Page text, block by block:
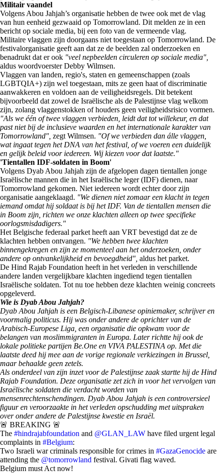
Militair vaandel
Volgens Abou Jahjah’s organisatie hebben de twee ook met de vlag
van hun eenheid gezwaaid op Tomorrowland. Dit melden ze in een
bericht op sociale media, bij een foto van de vermeende vlag.
Militaire vlaggen zijn doorgaans niet toegestaan op Tomorrowland. De
festivalorganisatie geeft aan dat ze de beelden zal onderzoeken en
benadrukt dat er ook "veel nepbeelden circuleren op sociale media",
aldus woordvoerster Debby Wilmsen.
Vlaggen van landen, regio's, staten en gemeenschappen (zoals
LGBTQIA+) zijn wel toegestaan, mits ze geen haat of discriminatie
aanwakkeren en voldoen aan de veiligheidsregels. Dit betekent
bijvoorbeeld dat zowel de Israëlische als de Palestijnse vlag welkom
zijn, zolang vlaggenstokken of houders geen veiligheidsrisico vormen.
"Als we één of twee vlaggen verbieden, leidt dat tot willekeur, en dat
past niet bij de inclusieve waarden en het internationale karakter van
Tomorrowland", zegt Wilmsen. "Of we verbieden dan álle vlaggen,
wat ingaat tegen het DNA van het festival, of we voeren een duidelijk
en gelijk beleid voor iedereen. Wij kiezen voor dat laatste."
'Tientallen IDF-soldaten in Boom'
Volgens Dyab Abou Jahjah zijn de afgelopen dagen tientallen jonge
Israëlische mannen die in het Israëlische leger (IDF) dienen, naar
Tomorrowland gekomen. Niet iedereen wordt echter door zijn
organisatie aangeklaagd. "We dienen niet zomaar een klacht in tegen
iemand omdat hij soldaat is bij het IDF. Van de tientallen mensen die
in Boom zijn, richten we onze klachten alleen op twee specifieke
oorlogsmisdadigers."
Het Belgische federaal parket heeft aan VRT bevestigd dat ze de
klachten hebben ontvangen. "We hebben twee klachten
binnengekregen en zijn ze momenteel aan het onderzoeken, onder
andere op ontvankelijkheid en bevoegdheid", aldus het parket.
De Hind Rajab Foundation heeft in het verleden in verschillende
andere landen vergelijkbare klachten ingediend tegen tientallen
Israëlische soldaten. Tot nu toe hebben deze klachten weinig concreets
opgeleverd.
Wie is Dyab Abou Jahjah?
Dyab Abou Jahjah is een Belgisch-Libanese opiniemaker, schrijver en
voormalig politicus. Hij was onder andere de oprichter van de
Arabisch-Europese Liga, een organisatie die opkwam voor de
belangen van moslimmigranten in Europa. Later richtte hij ook de
lokale politieke partijen Be.One en VIVA PALESTINA op. Met die
laatste deed hij mee aan de vorige regionale verkiezingen in Brussel,
maar behaalde geen zetels.
Als onderdeel van zijn inzet voor de Palestijnse zaak startte hij de Hind
Rajab Foundation. Deze organisatie zet zich in voor het vervolgen van
Israëlische soldaten die verdacht worden van
mensenrechtenschendingen. Dyab Abou Jahjah is een controversieel
figuur en veroorzaakte in het verleden opschudding met uitspraken
over onder andere de Palestijnse kwestie en Israël.
🚨 BREAKING 🚨
The #hindrajabfoundation and @GLAN_LAW have filed urgent legal
complaints in #Belgium:
Two Israeli war criminals responsible for crimes in #GazaGenocide are
attending the @tomorrowland festival. Givati flag waved.
Belgium must Act now!